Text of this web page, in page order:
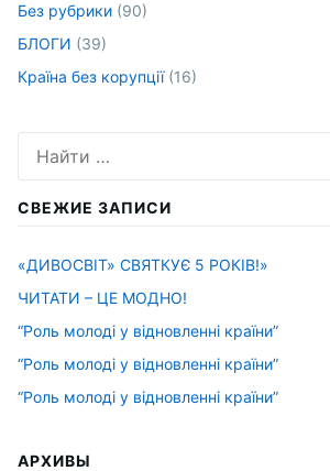
Без рубрики (90)
БЛОГИ (39)
Країна без корупції(16)
СВЕЖИЕ ЗАПИСИ
«ДИВОСВІТ» СВЯТКУЄ 5 РОКІВ!»
ЧИТАТИ – ЦЕ МОДНО!
“Роль молоді у відновленні країни”
“Роль молоді у відновленні країни”
“Роль молоді у відновленні країни”
АРХИВЫ